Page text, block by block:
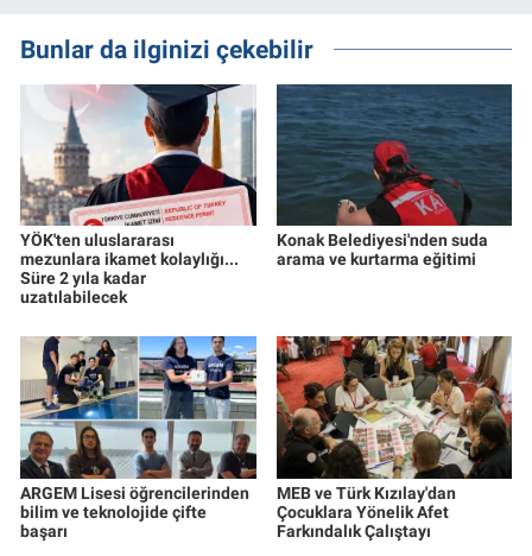
Bunlar da ilginizi çekebilir
YÖK'ten uluslararası
mezunlara ikamet kolaylığı...
Süre 2 yıla kadar
uzatılabilecek
Konak Belediyesi'nden suda
arama ve kurtarma eğitimi
ARGEM Lisesi öğrencilerinden
bilim ve teknolojide çifte
başarı
MEB ve Türk Kızılay'dan
Çocuklara Yönelik Afet
Farkındalık Çalıştayı